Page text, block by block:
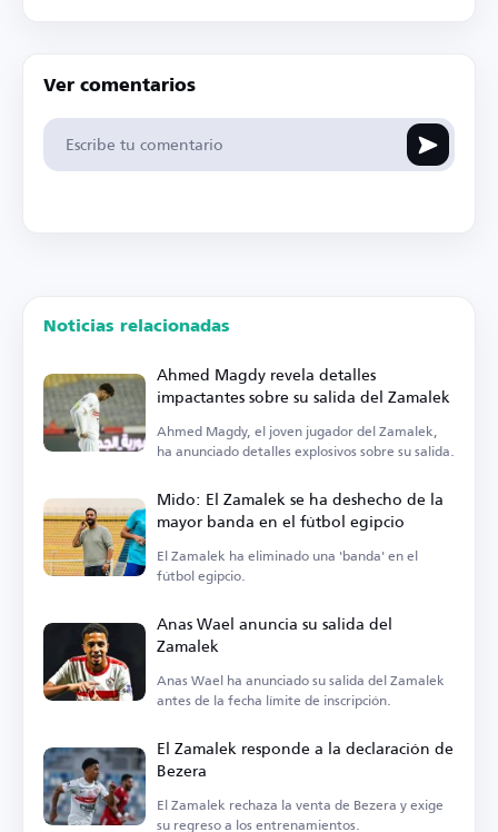
Ver comentarios
Noticias relacionadas
Ahmed Magdy revela detalles
impactantes sobre su salida del Zamalek
Ahmed Magdy, el joven jugador del Zamalek,
ha anunciado detalles explosivos sobre su salida.
Mido: El Zamalek se ha deshecho de la
mayor banda en el fútbol egipcio
El Zamalek ha eliminado una 'banda' en el
fútbol egipcio.
Anas Wael anuncia su salida del
Zamalek
Anas Wael ha anunciado su salida del Zamalek
antes de la fecha límite de inscripción.
El Zamalek responde a la declaración de
Bezera
El Zamalek rechaza la venta de Bezera y exige
su regreso a los entrenamientos.